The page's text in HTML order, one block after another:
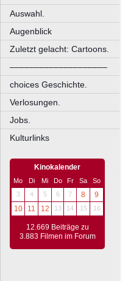
Auswahl.
Augenblick
Zuletzt gelacht: Cartoons.
––––––––––––––––––––
choices Geschichte.
Verlosungen.
Jobs.
Kulturlinks
Kinokalender
Mo Di Mi Do Fr Sa
So
3
4 5 6 7 8
9
10
11 12 13 14 15 16
12.669 Beiträge zu
3.883 Filmen im Forum